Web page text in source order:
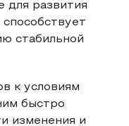
для развития
стабильной
к условиям
быстро
изменения и